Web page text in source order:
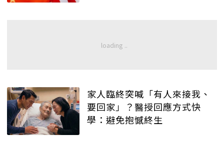
家人臨終突喊「有人來接我、
要回家」？醫授回應方式快
學：避免抱憾終生